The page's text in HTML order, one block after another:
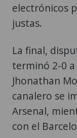
electrónicos
justas.
La final,
terminó 2-0
Jhonathan
canalero se
Arsenal,
con el